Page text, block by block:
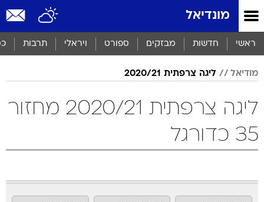
מונדיאל
ראשי חדשות מבזקים ספורט ויראלי תרבות
מודיאל ליגה צרפתית 2020/21
ליגה צרפתית 2020/21 מחזור
35 כדורגל